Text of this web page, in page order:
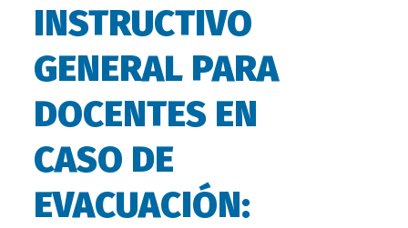
INSTRUCTIVO
GENERAL PARA
DOCENTES EN
CASO DE
EVACUACIÓN: